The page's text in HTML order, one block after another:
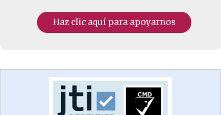
Haz clic aquí para apoyarnos